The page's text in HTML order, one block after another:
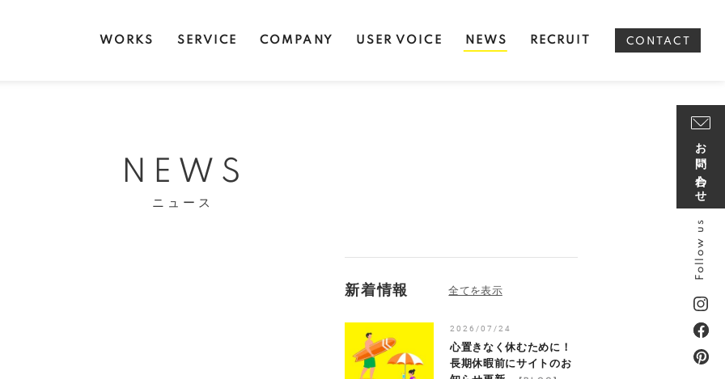
WORKS SERVICE COMPANY USER VOICE NEWS RECRUIT CONTACT
NEWS
ニュース
新着情報
2026/07/24
心置きなく休むために！
長期休暇前にサイトのお
お問い合わせ
Follow us